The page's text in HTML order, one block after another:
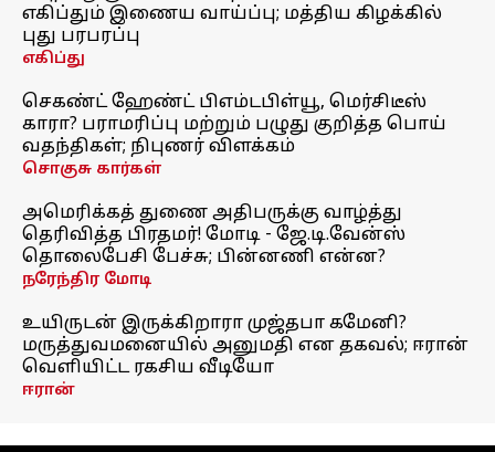
எகிப்தும் இணைய வாய்ப்பு; மத்திய கிழக்கில்
புது பரபரப்பு
எகிப்து
செகண்ட் ஹேண்ட் பிஎம்டபிள்யூ, மெர்சிடீஸ்
காரா? பராமரிப்பு மற்றும் பழுது குறித்த பொய்
வதந்திகள்; நிபுணர் விளக்கம்
சொகுசு கார்கள்
அமெரிக்கத் துணை அதிபருக்கு வாழ்த்து
தெரிவித்த பிரதமர்! மோடி - ஜே.டி.வேன்ஸ்
தொலைபேசி பேச்சு; பின்னணி என்ன?
நரேந்திர மோடி
உயிருடன் இருக்கிறாரா முஜ்தபா கமேனி?
மருத்துவமனையில் அனுமதி என தகவல்; ஈரான்
வெளியிட்ட ரகசிய வீடியோ
ஈரான்